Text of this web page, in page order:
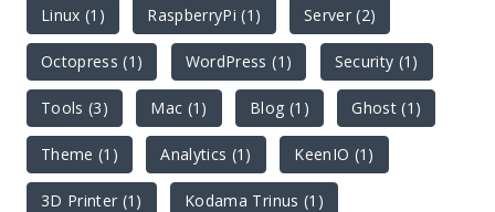
Linux (1) RaspberryPi (1) Server (2)
Octopress (1) WordPress (1) Security (1)
Tools (3) Mac (1) Blog (1) Ghost (1)
Theme (1) Analytics (1) KeenIO (1)
3D Printer (1) Kodama Trinus (1)